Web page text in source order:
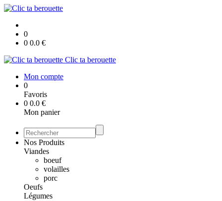
0
0 0.0 €
Clic ta berouette
Mon compte
0
Favoris
0 0.0 €
Mon panier
Nos Produits
Viandes
boeuf
volailles
porc
Oeufs
Légumes